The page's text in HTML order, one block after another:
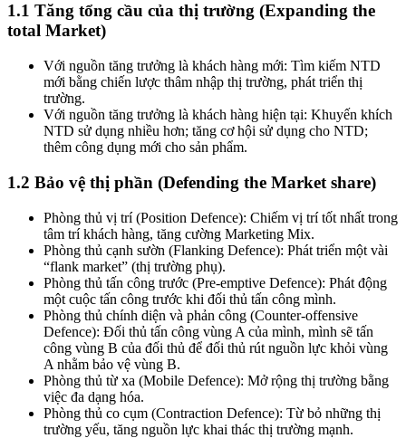
1.1 Tăng tổng cầu của thị trường (Expanding the
total Market)
Với nguồn tăng trưởng là khách hàng mới: Tìm kiếm NTD
mới bằng chiến lược thâm nhập thị trường, phát triển thị
trường.
Với nguồn tăng trưởng là khách hàng hiện tại: Khuyến khích
NTD sử dụng nhiều hơn; tăng cơ hội sử dụng cho NTD;
thêm công dụng mới cho sản phẩm.
1.2 Bảo vệ thị phần (Defending the Market share)
Phòng thủ vị trí (Position Defence): Chiếm vị trí tốt nhất trong
tâm trí khách hàng, tăng cường Marketing Mix.
Phòng thủ cạnh sườn (Flanking Defence): Phát triển một vài
“flank market” (thị trường phụ).
Phòng thủ tấn công trước (Pre-emptive Defence): Phát động
một cuộc tấn công trước khi đối thủ tấn công mình.
Phòng thủ chính diện và phản công (Counter-offensive
Defence): Đối thủ tấn công vùng A của mình, mình sẽ tấn
công vùng B của đối thủ để đối thủ rút nguồn lực khỏi vùng
A nhằm bảo vệ vùng B.
Phòng thủ từ xa (Mobile Defence): Mở rộng thị trường bằng
việc đa dạng hóa.
Phòng thủ co cụm (Contraction Defence): Từ bỏ những thị
trường yếu, tăng nguồn lực khai thác thị trường mạnh.